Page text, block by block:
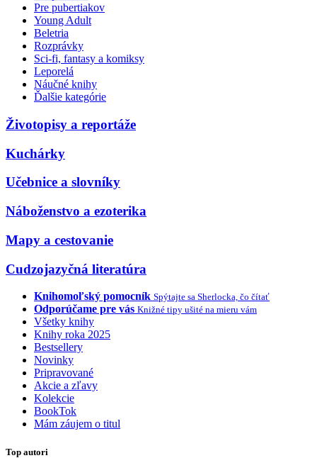
Pre pubertiakov
Young Adult
Beletria
Rozprávky
Sci-fi, fantasy a komiksy
Leporelá
Náučné knihy
Ďalšie kategórie
Životopisy a reportáže
Kuchárky
Učebnice a slovníky
Náboženstvo a ezoterika
Mapy a cestovanie
Cudzojazyčná literatúra
Knihomoľský pomocník Spýtajte sa Sherlocka, čo čítať
Odporúčame pre vás Knižné tipy ušité na mieru vám
Všetky knihy
Knihy roka 2025
Bestsellery
Novinky
Pripravované
Akcie a zľavy
Kolekcie
BookTok
Mám záujem o titul
Top autori